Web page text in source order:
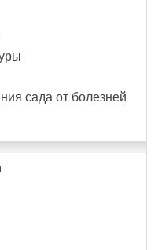
сада от болезней